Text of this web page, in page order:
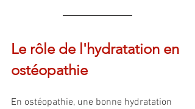
Le rôle de l'hydratation en
ostéopathie
En ostéopathie, une bonne hydratation